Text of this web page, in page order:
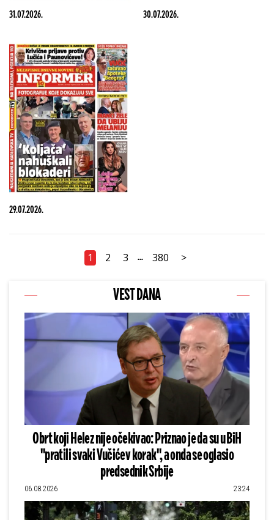
31.07.2026. 30.07.2026.
29.07.2026.
1 2 3 ... 380 >
VEST DANA
Obrt koji Helez nije očekivao: Priznao je da su u BiH
"pratili svaki Vučićev korak", a onda se oglasio
predsednik Srbije
06.08.2026 23:24